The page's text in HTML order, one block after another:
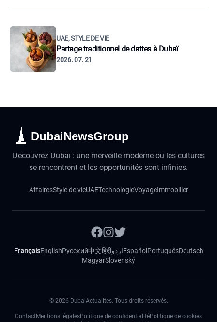
UAE, STYLE DE VIE
Partage traditionnel de dattes à Dubaï
2026. 07. 21
DubaiNewsGroup
Découvrez Dubai : une merveille moderne où les cultures
se rencontrent et les opportunités sont infinies.
AffairesStyle de vieUAETechnologieVoyageImmobilier
FrançaisEnglishРусский中文हिंदीاردوEspañol PortuguêsDeutsch
MagyarSlovenský
© 2026 DubaiActualites. Tous droits réservés.
ContactMentions légalesPolitique de confidentialitéPolitique de cookies